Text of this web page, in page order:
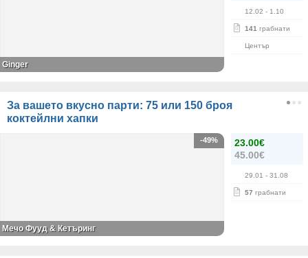
12.02 - 1.10
141 грабнати
Център
Ginger
За вашето вкусно парти: 75 или 150 броя
коктейлни хапки
23.00€
45.00€
29.01 - 31.08
57 грабнати
-49%
Мечо Фууд & Кетъринг